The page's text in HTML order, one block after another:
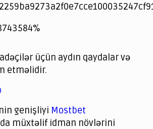
login
슬롯online
üçün aydın qaydalar və
etməlidir.
genişliyi Mostbet
müxtəlif idman növlərini